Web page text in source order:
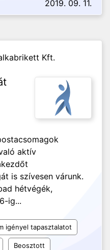
2019. 09. 11.
Kft.
aktív
is szívesen várunk.
hétvégék,
ig...
igényel tapasztalatot
Beosztott